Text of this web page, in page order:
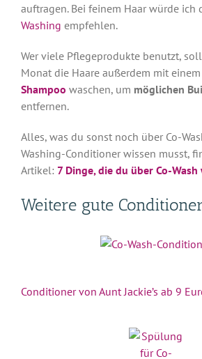
auftragen. Bei feinem Haar würde ich
Washing empfehlen.
Wer viele Pflegeprodukte benutzt,
Monat die Haare außerdem mit einem
Shampoo waschen, um möglichen
entfernen.
Alles, was du sonst noch über Co-
Washing-Conditioner wissen musst,
Artikel: 7 Dinge, die du über Co-
Weitere gute
Conditioner von Aunt Jackie’s ab 9